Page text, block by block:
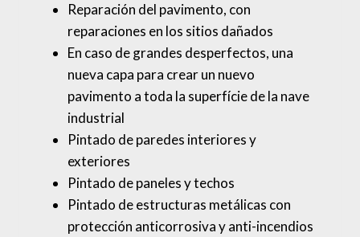
Reparación del pavimento, con
reparaciones en los sitios dañados
En caso de grandes desperfectos, una
nueva capa para crear un nuevo
pavimento a toda la superfície de la nave
industrial
Pintado de paredes interiores y
exteriores
Pintado de paneles y techos
Pintado de estructuras metálicas con
protección anticorrosiva y anti-incendios